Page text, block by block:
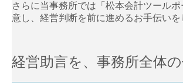
さらに当事務所では「松本会計ツールポ
意し、経営判断を前に進めるお手伝いを
経営助言を、事務所全体の